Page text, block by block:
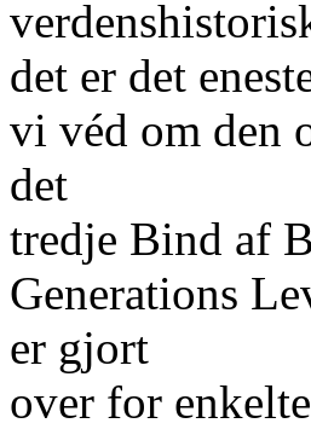
det er det
vi véd om den
det
tredje Bind af
Generations
er gjort
over for